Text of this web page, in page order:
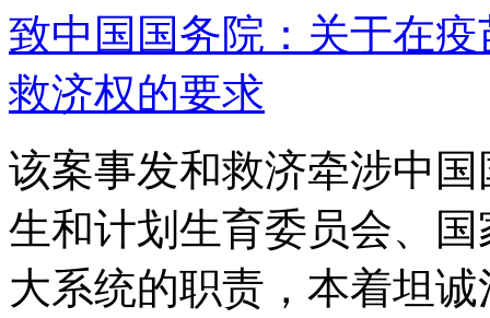
致中国国务院：关于在
救济权的要求
该案事发和救济牵涉中
生和计划生育委员会、
大系统的职责，本着坦